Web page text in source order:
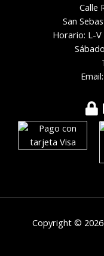
Calle
San
Horario: L-V
Email:
Copyright ©